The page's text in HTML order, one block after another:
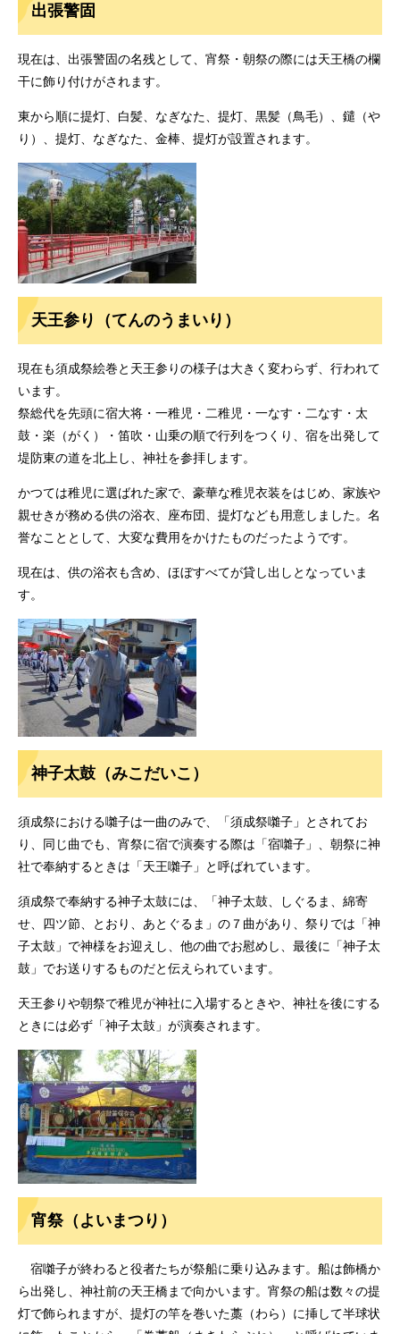
出張警固
現在は、出張警固の名残として、宵祭・朝祭の際には天王橋の欄
干に飾り付けがされます。
東から順に提灯、白髪、なぎなた、提灯、黒髪（鳥毛）、鑓（や
り）、提灯、なぎなた、金棒、提灯が設置されます。
天王参り（てんのうまいり）
現在も須成祭絵巻と天王参りの様子は大きく変わらず、行われて
います。
祭総代を先頭に宿大将・一稚児・二稚児・一なす・二なす・太
鼓・楽（がく）・笛吹・山乗の順で行列をつくり、宿を出発して
堤防東の道を北上し、神社を参拝します。
かつては稚児に選ばれた家で、豪華な稚児衣装をはじめ、家族や
親せきが務める供の浴衣、座布団、提灯なども用意しました。名
誉なこととして、大変な費用をかけたものだったようです。
現在は、供の浴衣も含め、ほぼすべてが貸し出しとなっていま
す。
神子太鼓（みこだいこ）
須成祭における囃子は一曲のみで、「須成祭囃子」とされてお
り、同じ曲でも、宵祭に宿で演奏する際は「宿囃子」、朝祭に神
社で奉納するときは「天王囃子」と呼ばれています。
須成祭で奉納する神子太鼓には、「神子太鼓、しぐるま、綿寄
せ、四ツ節、とおり、あとぐるま」の７曲があり、祭りでは「神
子太鼓」で神様をお迎えし、他の曲でお慰めし、最後に「神子太
鼓」でお送りするものだと伝えられています。
天王参りや朝祭で稚児が神社に入場するときや、神社を後にする
ときには必ず「神子太鼓」が演奏されます。
宵祭（よいまつり）
宿囃子が終わると役者たちが祭船に乗り込みます。船は飾橋か
ら出発し、神社前の天王橋まで向かいます。宵祭の船は数々の提
灯で飾られますが、提灯の竿を巻いた藁（わら）に挿して半球状